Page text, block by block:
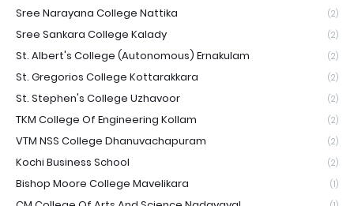
Sree Narayana College Nattika (2)
Sree Sankara College Kalady (2)
St. Albert's College (Autonomous) Ernakulam (2)
St. Gregorios College Kottarakkara (2)
St. Stephen's College Uzhavoor (2)
TKM College Of Engineering Kollam (2)
VTM NSS College Dhanuvachapuram (2)
Kochi Business School (2)
Bishop Moore College Mavelikara (1)